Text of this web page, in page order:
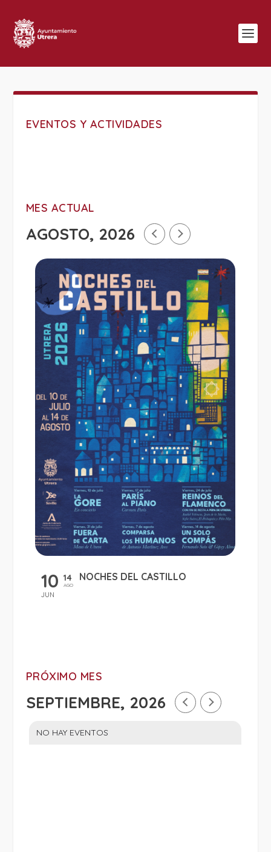
EVENTOS Y ACTIVIDADES
MES ACTUAL
AGOSTO, 2026
10
JUN
14
AGO
NOCHES DEL CASTILLO
PRÓXIMO MES
SEPTIEMBRE, 2026
NO HAY EVENTOS